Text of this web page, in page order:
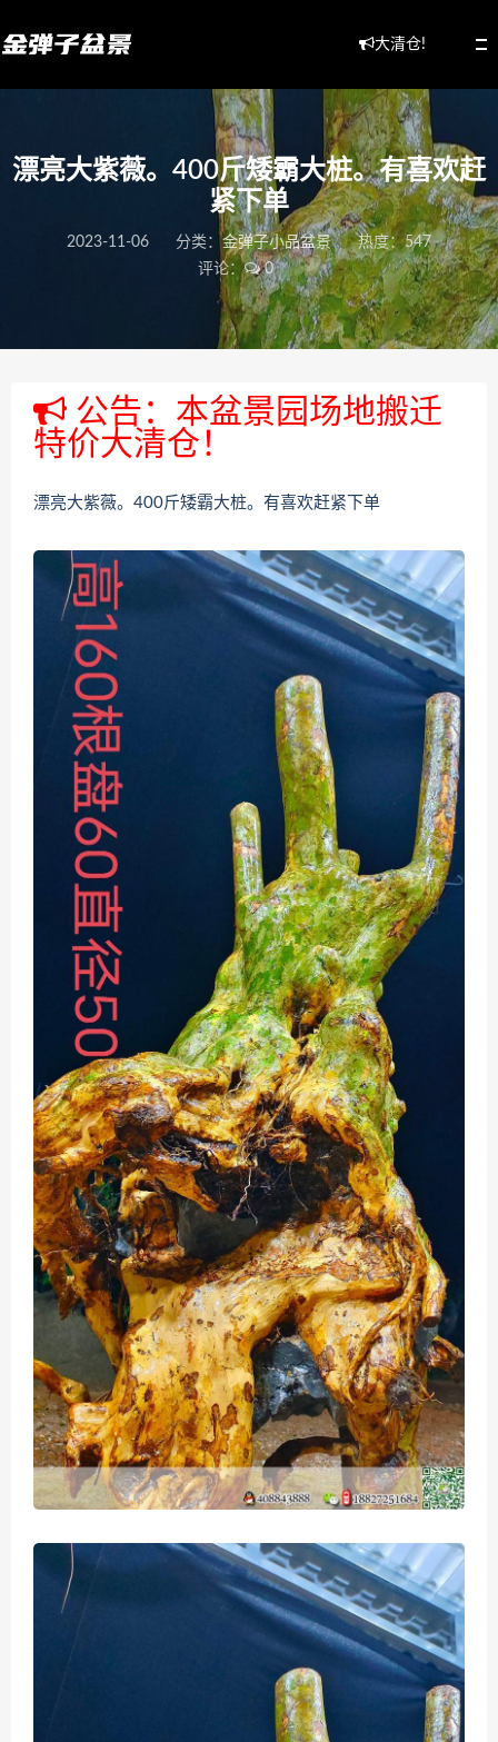
大清仓!
漂亮大紫薇。400斤矮霸大桩。有喜欢赶
紧下单
2023-11-06 分类：金弹子小品盆景
热度：547
评论：
0
公告：本盆景园场地搬迁
特价大清仓！
漂亮大紫薇。400斤矮霸大桩。有喜欢赶紧下单